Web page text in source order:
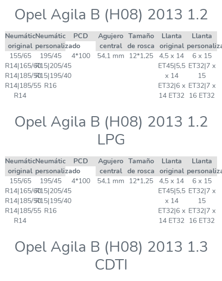
Opel Agila B (H08) 2013 1.2
Neumático
original
Neumático
personalizado
PCD
Agujero
central
Tamaño
de rosca
Llanta
original
Llanta
155/65
R14|165/60
R14|185/50
R14|185/55
R14
195/45
R15|205/45
R15|195/40
R16
4*100 54,1 mm 12*1,25
4,5 x 14
ET45|5,5
x 14
ET32|6 x
14 ET32
6 x 15
ET32|7 x
15
ET32|7 x
16 ET32
Opel Agila B (H08) 2013 1.2
LPG
Neumático
original
Neumático
personalizado
PCD
Agujero
central
Tamaño
de rosca
Llanta
original
Llanta
155/65
R14|165/60
R14|185/50
R14|185/55
R14
195/45
R15|205/45
R15|195/40
R16
4*100 54,1 mm 12*1,25
4,5 x 14
ET45|5,5
x 14
ET32|6 x
14 ET32
6 x 15
ET32|7 x
15
ET32|7 x
16 ET32
Opel Agila B (H08) 2013 1.3
CDTI